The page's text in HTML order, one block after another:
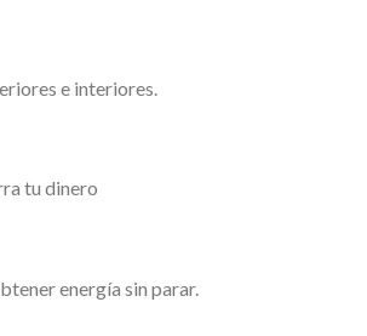
e interiores.
tu dinero
energía sin parar.